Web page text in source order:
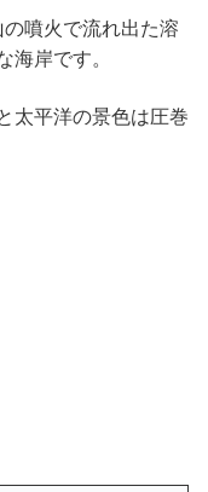
噴火で流れ出た溶
海岸です。
太平洋の景色は圧巻